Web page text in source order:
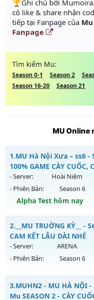
️🏆Ghi chú bởi
có like & share nhận
tiếp tại Fanpage của
Fanpage
Tìm kiếm Mu:
Season 0-1 Season 2
Season 16-20
Season 21
MU Online
1.MU Hà Nội Xưa – ss6 -
100% GAME CÀY CUỐC,
- Server: Hoài Niệm
- Phiên Bản:
Season 6
Alpha Test hôm nay
MU Hà Nội Xưa – ss6 -
CÓ
Mu mới ra tháng 08 2026
ngày 09/08/2626
Kiểu reset: Reset In
2. __MU TRUỜNG KỲ__
CAM KẾT LÂU DÀI NHÉ
- Server: ARENA
- Phiên Bản:
Season 6
__MU TRUỜNG KỲ__ -
Mu mới ra tháng 08 2026
3.MUHN2 - MU HÀ NỘI -
Mu SEASON 2 - CÀY